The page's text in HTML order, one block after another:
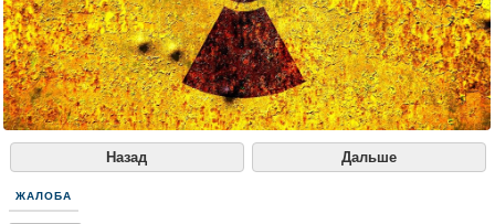
Назад Дальше
ЖАЛОБА